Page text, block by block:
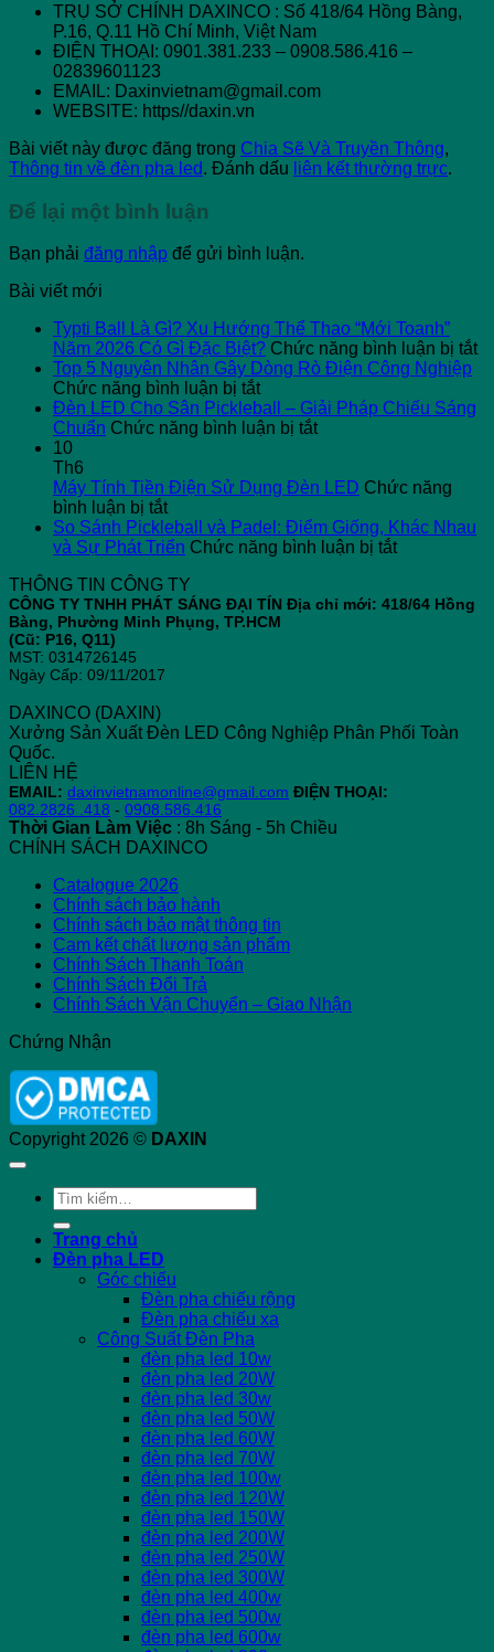
TRỤ SỞ CHÍNH DAXINCO : Số 418/64 Hồng Bàng,
P.16, Q.11 Hồ Chí Minh, Việt Nam
ĐIỆN THOẠI: 0901.381.233 – 0908.586.416 –
02839601123
EMAIL: Daxinvietnam@gmail.com
WEBSITE: https//daxin.vn
Bài viết này được đăng trong Chia Sẽ Và Truyền Thông,
Thông tin về đèn pha led. Đánh dấu liên kết thường trực.
Để lại một bình luận
Bạn phải đăng nhập để gửi bình luận.
Bài viết mới
Typti Ball Là Gì? Xu Hướng Thể Thao “Mới Toanh”
Năm 2026 Có Gì Đặc Biệt? Chức năng bình luận bị tắtở
Top 5 Nguyên Nhân Gây Dòng Rò Điện Công Nghiệp
Chức năng bình luận bị tắtở
Top
5
Gây
Rò
Điện
Đèn LED Cho Sân Pickleball – Giải Pháp Chiếu Sáng
Chuẩn Chức năng bình luận bị tắtở
Cho
Pickleball
–
Chiếu
10
Th6
Máy Tính Tiền Điện Sử Dụng Đèn LED Chức năng
bình luận bị tắtở
Máy
Tính
Điện
Sử
Dụng
So Sánh Pickleball và Padel: Điểm Giống, Khác Nhau
và Sự Phát Triển Chức năng bình luận bị tắtở
Pickleball
Nhau
và
THÔNG TIN CÔNG TY
CÔNG TY TNHH PHÁT SÁNG ĐẠI TÍN Địa chỉ mới: 418/64 Hồng
Bàng, Phường Minh Phụng, TP.HCM
(Cũ: P16, Q11)
MST: 0314726145
Ngày Cấp: 09/11/2017
DAXINCO (DAXIN)
Xưởng Sản Xuất Đèn LED Công Nghiệp Phân Phối Toàn
Quốc.
LIÊN HỆ
EMAIL: daxinvietnamonline@gmail.com ĐIỆN THOẠI:
082.2826 .418 - 0908.586.416
Thời Gian Làm Việc : 8h Sáng - 5h Chiều
CHÍNH SÁCH DAXINCO
Catalogue 2026
Chính sách bảo hành
Chính sách bảo mật thông tin
Cam kết chất lượng sản phẩm
Chính Sách Thanh Toán
Chính Sách Đổi Trả
Chính Sách Vận Chuyển – Giao Nhận
Chứng Nhận
Copyright 2026 © DAXIN
Tìm
kiếm:
Trang chủ
Đèn pha LED
Góc chiếu
Đèn pha chiếu rộng
Đèn pha chiếu xa
Công Suất Đèn Pha
đèn pha led 10w
đèn pha led 20W
đèn pha led 30w
đèn pha led 50W
đèn pha led 60W
đèn pha led 70W
đèn pha led 100w
đèn pha led 120W
đèn pha led 150W
đèn pha led 200W
đèn pha led 250W
đèn pha led 300W
đèn pha led 400w
đèn pha led 500w
đèn pha led 600w